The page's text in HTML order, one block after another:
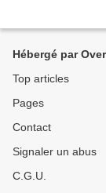
Hébergé par
Top articles
Pages
Contact
Signaler un abus
C.G.U.